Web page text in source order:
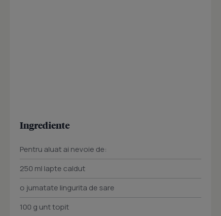
Ingrediente
Pentru aluat ai nevoie de:
250 ml lapte caldut
o jumatate lingurita de sare
100 g unt topit